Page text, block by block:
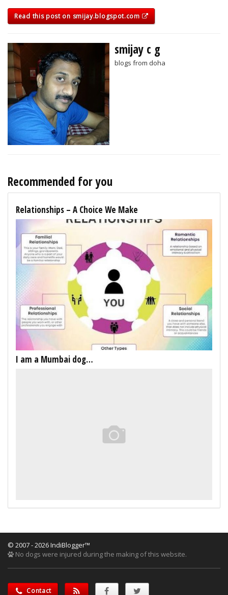
Read this post on smijay.blogspot.com
smijay c g
blogs from doha
Recommended for you
Relationships – A Choice We Make
I am a Mumbai dog…
© 2007 - 2026 IndiBlogger™
No dogs were injured during the making of this website.
Contact